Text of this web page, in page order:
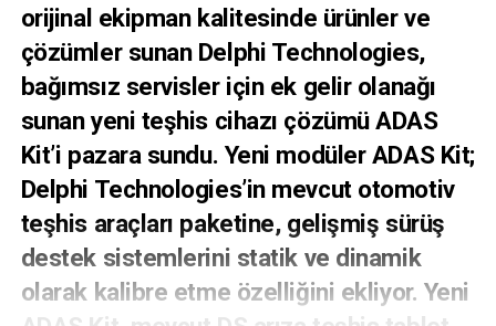
orijinal ekipman kalitesinde ürünler ve
çözümler sunan Delphi Technologies,
bağımsız servisler için ek gelir olanağı
sunan yeni teşhis cihazı çözümü ADAS
Kit’i pazara sundu. Yeni modüler ADAS Kit;
Delphi Technologies’in mevcut otomotiv
teşhis araçları paketine, gelişmiş sürüş
destek sistemlerini statik ve dinamik
olarak kalibre etme özelliğini ekliyor. Yeni